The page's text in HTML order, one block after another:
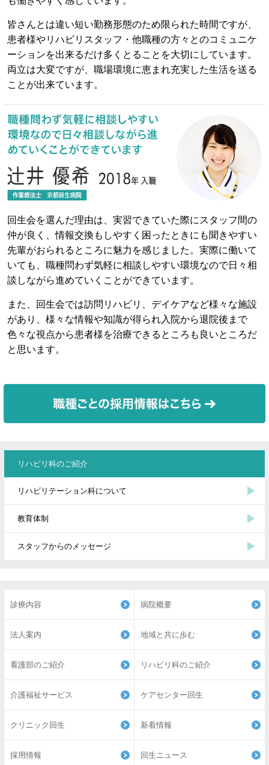
皆さんとは違い短い勤務形態のため限られた時間ですが、
患者様やリハビリスタッフ・他職種の方々とのコミュニケ
ーションを出来るだけ多くとることを大切にしています。
両立は大変ですが、職場環境に恵まれ充実した生活を送る
ことが出来ています。
回生会を選んだ理由は、実習できていた際にスタッフ間の
仲が良く、情報交換もしやすく困ったときにも聞きやすい
先輩がおられるところに魅力を感じました。実際に働いて
いても、職種問わず気軽に相談しやすい環境なので日々相
談しながら進めていくことができています。
また、回生会では訪問リハビリ、デイケアなど様々な施設
があり、様々な情報や知識が得られ入院から退院後まで
色々な視点から患者様を治療できるところも良いところだ
と思います。
リハビリ科のご紹介
リハビリテーション科について
教育体制
スタッフからのメッセージ
診療内容 病院概要
法人案内 地域と共に歩む
看護部のご紹介 リハビリ科のご紹介
介護福祉サービス ケアセンター回生
クリニック回生 新着情報
採用情報 回生ニュース